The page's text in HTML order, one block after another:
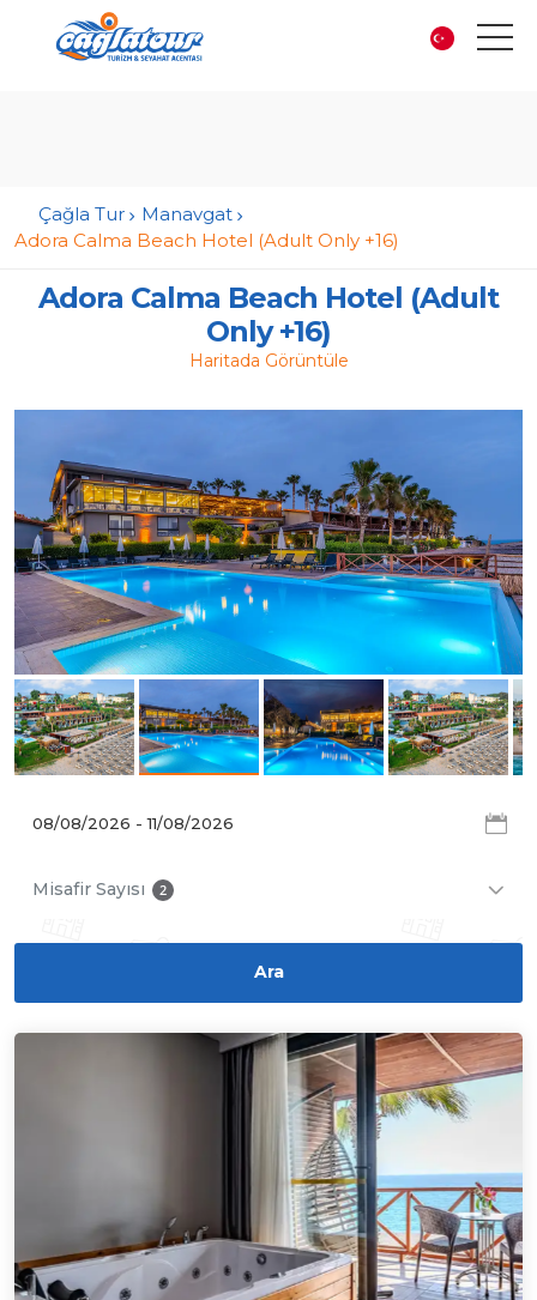
Çağla Tur
Manavgat
Adora Calma Beach Hotel (Adult Only +16)
Adora Calma Beach Hotel (Adult
Only +16)
Haritada Görüntüle
Misafir Sayısı 2